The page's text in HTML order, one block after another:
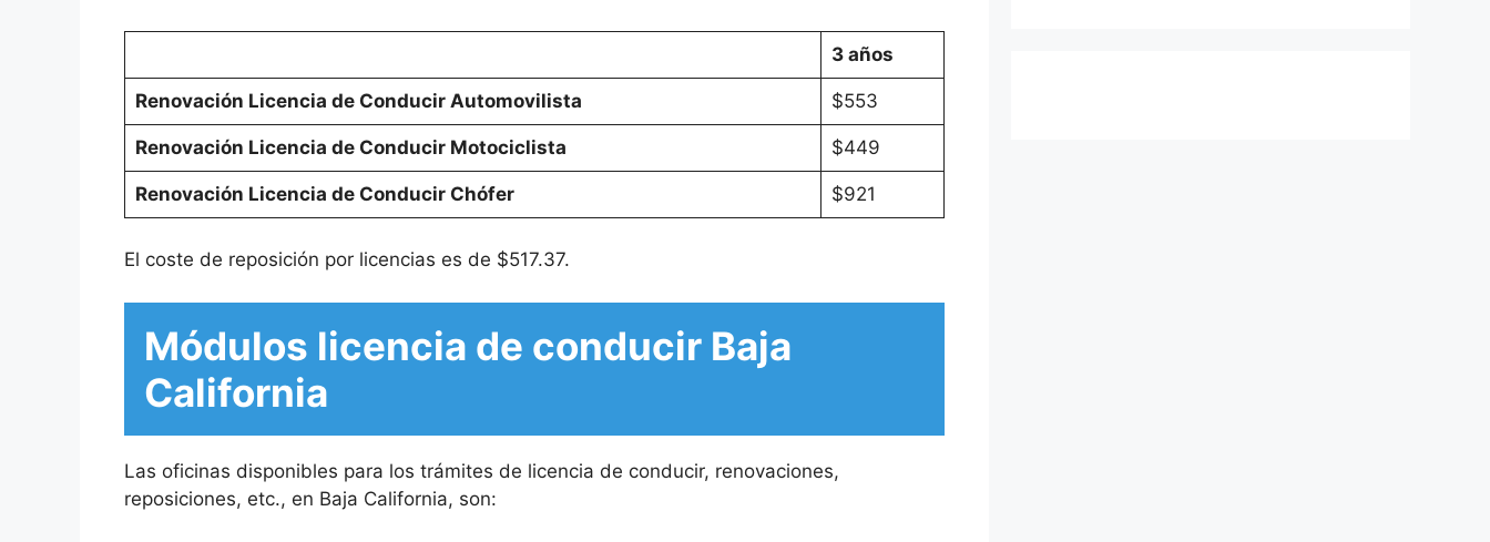
3 años
Renovación Licencia de Conducir Automovilista $553
Renovación Licencia de Conducir Motociclista $449
Renovación Licencia de Conducir Chófer $921
El coste de reposición por licencias es de $517.37.
Módulos licencia de conducir Baja
California
Las oficinas disponibles para los trámites de licencia de conducir, renovaciones,
reposiciones, etc., en Baja California, son: